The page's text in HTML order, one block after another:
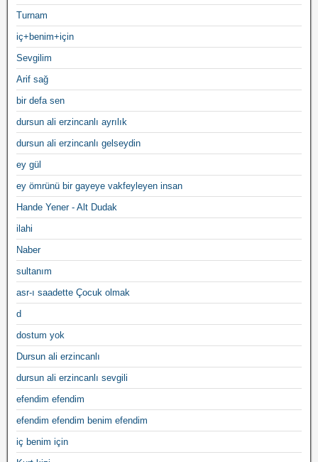
Turnam
iç+benim+için
Sevgilim
Arif sağ
bir defa sen
dursun ali erzincanlı ayrılık
dursun ali erzincanlı gelseydin
ey gül
ey ömrünü bir gayeye vakfeyleyen insan
Hande Yener - Alt Dudak
ilahi
Naber
sultanım
asr-ı saadette Çocuk olmak
d
dostum yok
Dursun ali erzincanlı
dursun ali erzincanlı sevgili
efendim efendim
efendim efendim benim efendim
iç benim için